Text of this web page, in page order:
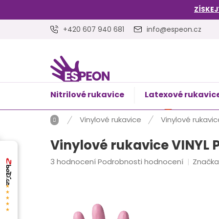
+420 607 940 681 info@espeon.cz
NÁKUPNÍ
KOŠÍK
Prázdný
Nitrilové rukavice Latexové
DomůVinylové rukavice Vinylové
Vinylové rukavice VINYL
Průměrné
3 hodnoceníPodrobnosti hodnocení
★★★★★